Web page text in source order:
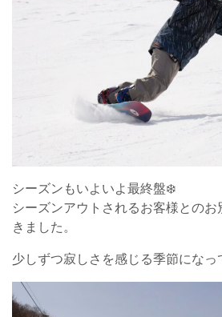
シーズンもいよいよ最終盤❄️
シーズンアウトされるお客様とのお
きました。
少しずつ寂しさを感じる季節になっ